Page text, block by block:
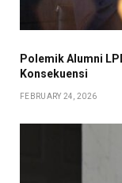
Polemik Alumni
Konsekuensi
FEBRUARY 24, 2026